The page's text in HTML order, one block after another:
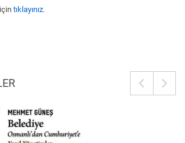
tıklayınız.